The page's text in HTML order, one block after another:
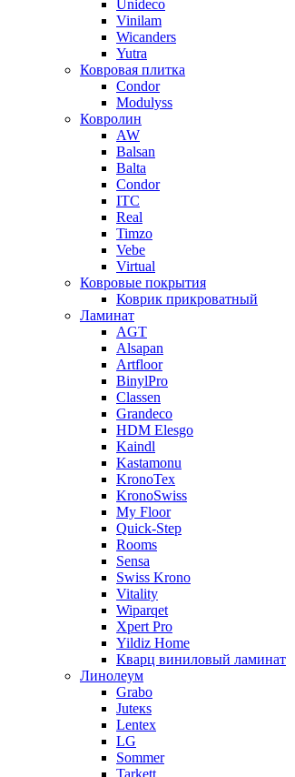
Unideco
Vinilam
Wicanders
Yutra
Ковровая плитка
Condor
Modulyss
Ковролин
AW
Balsan
Balta
Condor
ITC
Real
Timzo
Vebe
Virtual
Ковровые покрытия
Коврик прикроватный
Ламинат
AGT
Alsapan
Artfloor
BinylPro
Classen
Grandeco
HDM Elesgo
Kaindl
Kastamonu
KronoTex
KronoSwiss
My Floor
Quick-Step
Rooms
Sensa
Swiss Krono
Vitality
Wiparqet
Xpert Pro
Yildiz Home
Кварц виниловый ламинат
Линолеум
Grabo
Juteкs
Lentex
LG
Sommer
Tarkett